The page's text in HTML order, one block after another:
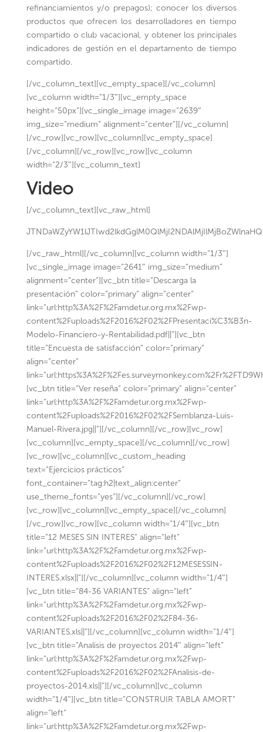
refinanciamientos y/o prepagos); conocer los diversos
productos que ofrecen los desarrolladores en tiempo
compartido o club vacacional, y obtener los principales
indicadores de gestión en el departamento de tiempo
compartido.
[/vc_column_text][vc_empty_space][/vc_column]
[vc_column width=”1/3″][vc_empty_space
height=”50px”][vc_single_image image=”2639″
img_size=”medium” alignment=”center”][/vc_column]
[/vc_row][vc_row][vc_column][vc_empty_space]
[/vc_column][/vc_row][vc_row][vc_column
width=”2/3″][vc_column_text]
Video
[/vc_column_text][vc_raw_html]
[/vc_raw_html][/vc_column][vc_column width=”1/3″]
[vc_single_image image=”2641″ img_size=”medium”
alignment=”center”][vc_btn title=”Descarga la
presentación” color=”primary” align=”center”
link=”url:http%3A%2F%2Famdetur.org.mx%2Fwp-
content%2Fuploads%2F2016%2F02%2FPresentaci%C3%B3n-
Modelo-Financiero-y-Rentabilidad.pdf||”][vc_btn
title=”Encuesta de satisfacción” color=”primary”
align=”center”
[vc_btn title=”Ver reseña” color=”primary” align=”center”
link=”url:http%3A%2F%2Famdetur.org.mx%2Fwp-
content%2Fuploads%2F2016%2F02%2FSemblanza-Luis-
Manuel-Rivera.jpg||”][/vc_column][/vc_row][vc_row]
[vc_column][vc_empty_space][/vc_column][/vc_row]
[vc_row][vc_column][vc_custom_heading
text=”Ejercicios prácticos”
font_container=”tag:h2|text_align:center”
use_theme_fonts=”yes”][/vc_column][/vc_row]
[vc_row][vc_column][vc_empty_space][/vc_column]
[/vc_row][vc_row][vc_column width=”1/4″][vc_btn
title=”12 MESES SIN INTERES” align=”left”
link=”url:http%3A%2F%2Famdetur.org.mx%2Fwp-
content%2Fuploads%2F2016%2F02%2F12MESESSIN-
INTERES.xlsx||”][/vc_column][vc_column width=”1/4″]
[vc_btn title=”84-36 VARIANTES” align=”left”
link=”url:http%3A%2F%2Famdetur.org.mx%2Fwp-
content%2Fuploads%2F2016%2F02%2F84-36-
VARIANTES.xls||”][/vc_column][vc_column width=”1/4″]
[vc_btn title=”Analisis de proyectos 2014″ align=”left”
link=”url:http%3A%2F%2Famdetur.org.mx%2Fwp-
content%2Fuploads%2F2016%2F02%2FAnalisis-de-
proyectos-2014.xls||”][/vc_column][vc_column
width=”1/4″][vc_btn title=”CONSTRUIR TABLA AMORT”
align=”left”
link=”url:http%3A%2F%2Famdetur.org.mx%2Fwp-